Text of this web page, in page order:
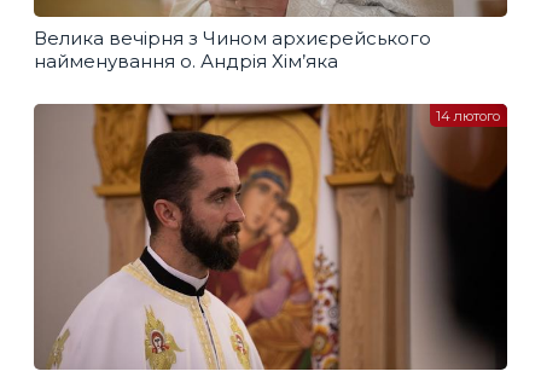
Велика вечірня з Чином архиєрейського
найменування о. Андрія Хім’яка
14 лютого